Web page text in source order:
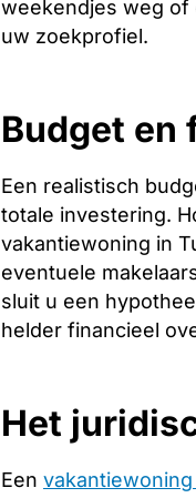
weekendjes weg of
uw zoekprofiel.
Budget en
Een realistisch
totale investering.
vakantiewoning in
eventuele
sluit u een
helder financieel
Het
Een